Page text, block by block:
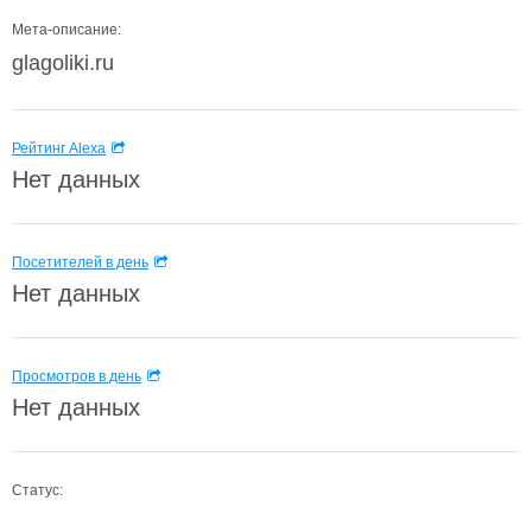
Мета-описание:
glagoliki.ru
Рейтинг Alexa
Нет данных
Посетителей в день
Нет данных
Просмотров в день
Нет данных
Статус: